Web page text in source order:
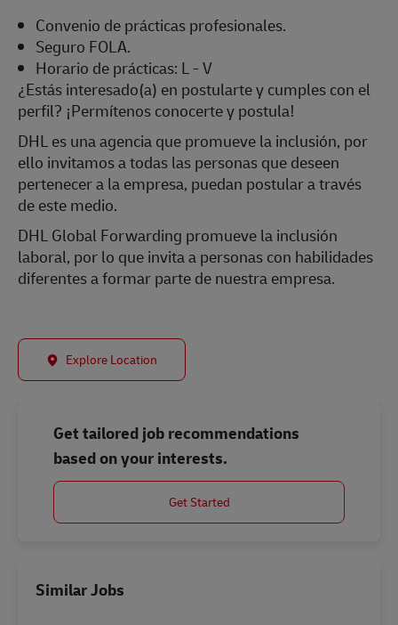
Convenio de prácticas profesionales.
Seguro FOLA.
Horario de prácticas: L - V
¿Estás interesado(a) en postularte y cumples con el
perfil? ¡Permítenos conocerte y postula!
DHL es una agencia que promueve la inclusión, por
ello invitamos a todas las personas que deseen
pertenecer a la empresa, puedan postular a través
de este medio.
DHL Global Forwarding promueve la inclusión
laboral, por lo que invita a personas con habilidades
diferentes a formar parte de nuestra empresa.
Explore Location
Get tailored job recommendations
based on your interests.
Get Started
Similar Jobs